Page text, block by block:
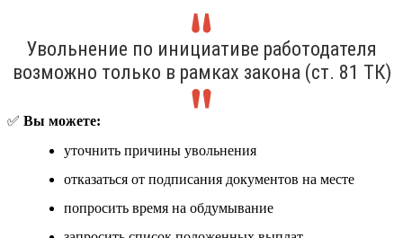
Увольнение по инициативе работодателя
возможно только в рамках закона (ст. 81 ТК)
✅ Вы можете:
уточнить причины увольнения
отказаться от подписания документов на месте
попросить время на обдумывание